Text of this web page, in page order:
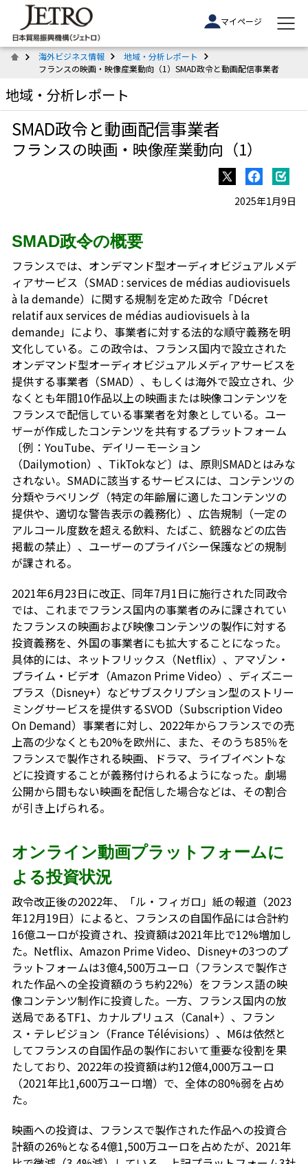
マイページ
海外ビジネス情報
地域・分析レポート
フランスの映画・映像産業動向（1）SMAD政令と動画配信事業者
地域・分析レポート
SMAD政令と動画配信事業者
フランスの映画・映像産業動向（1）
2025年1月9日
SMAD政令の概要
フランスでは、オンデマンド型オーディオビジュアルメデ
ィアサービス（SMAD : services de médias audiovisuels
à la demande）に関する規制を定めた政令「Décret
relatif aux services de médias audiovisuels à la
demande」により、事業者に対する法的な順守義務を明
文化している。この政令は、フランス国内で設立された
オンデマンド型オーディオビジュアルメディアサービスを
提供する事業者（SMAD）、もしくは海外で設立され、少
なくとも年間10作品以上の映画または映像コンテンツを
フランスで配信している事業者を対象としている。ユー
ザーが作成したコンテンツを共有するプラットフォーム
〔例：YouTube、デイリーモーション
（Dailymotion）、TikTokなど〕は、原則SMADとはみな
されない。SMADに該当するサービスには、コンテンツの
分類やラベリング（特定の年齢層に適したコンテンツの
提供や、適切な警告表示の義務化）、広告規制（一定の
アルコール度数を超える飲料、たばこ、銃器などの広告
掲載の禁止）、ユーザーのプライバシー保護などの規制
が課される。
2021年6月23日に改正、同年7月1日に施行された同政令
では、これまでフランス国内の事業者のみに課されてい
たフランスの映画および映像コンテンツの製作に対する
投資義務を、外国の事業者にも拡大することになった。
具体的には、ネットフリックス（Netflix）、アマゾン・
プライム・ビデオ（Amazon Prime Video）、ディズニー
プラス（Disney+）などサブスクリプション型のストリー
ミングサービスを提供するSVOD（Subscription Video
On Demand）事業者に対し、2022年からフランスでの売
上高の少なくとも20%を欧州に、また、そのうち85％を
フランスで製作される映画、ドラマ、ライブイベントな
どに投資することが義務付けられるようになった。劇場
公開から間もない映画を配信した場合などは、その割合
が引き上げられる。
オンライン動画プラットフォームに
よる投資状況
政令改正後の2022年、「ル・フィガロ」紙の報道（2023
年12月19日）によると、フランスの自国作品には合計約
16億ユーロが投資され、投資額は2021年比で12%増加し
た。Netflix、Amazon Prime Video、Disney+の3つのプ
ラットフォームは3億4,500万ユーロ（フランスで製作さ
れた作品への全投資額のうち約22%）をフランス語の映
像コンテンツ制作に投資した。一方、フランス国内の放
送局であるTF1、カナルプリュス（Canal+）、フラン
ス・テレビジョン（France Télévisions）、M6は依然と
してフランスの自国作品の製作において重要な役割を果
たしており、2022年の投資額は約12億4,000万ユーロ
（2021年比1,600万ユーロ増）で、全体の80%弱を占め
た。
映画への投資は、フランスで製作された作品への投資合
計額の26%となる4億1,500万ユーロを占めたが、2021年